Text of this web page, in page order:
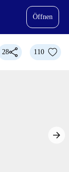
Öffnen
28 110